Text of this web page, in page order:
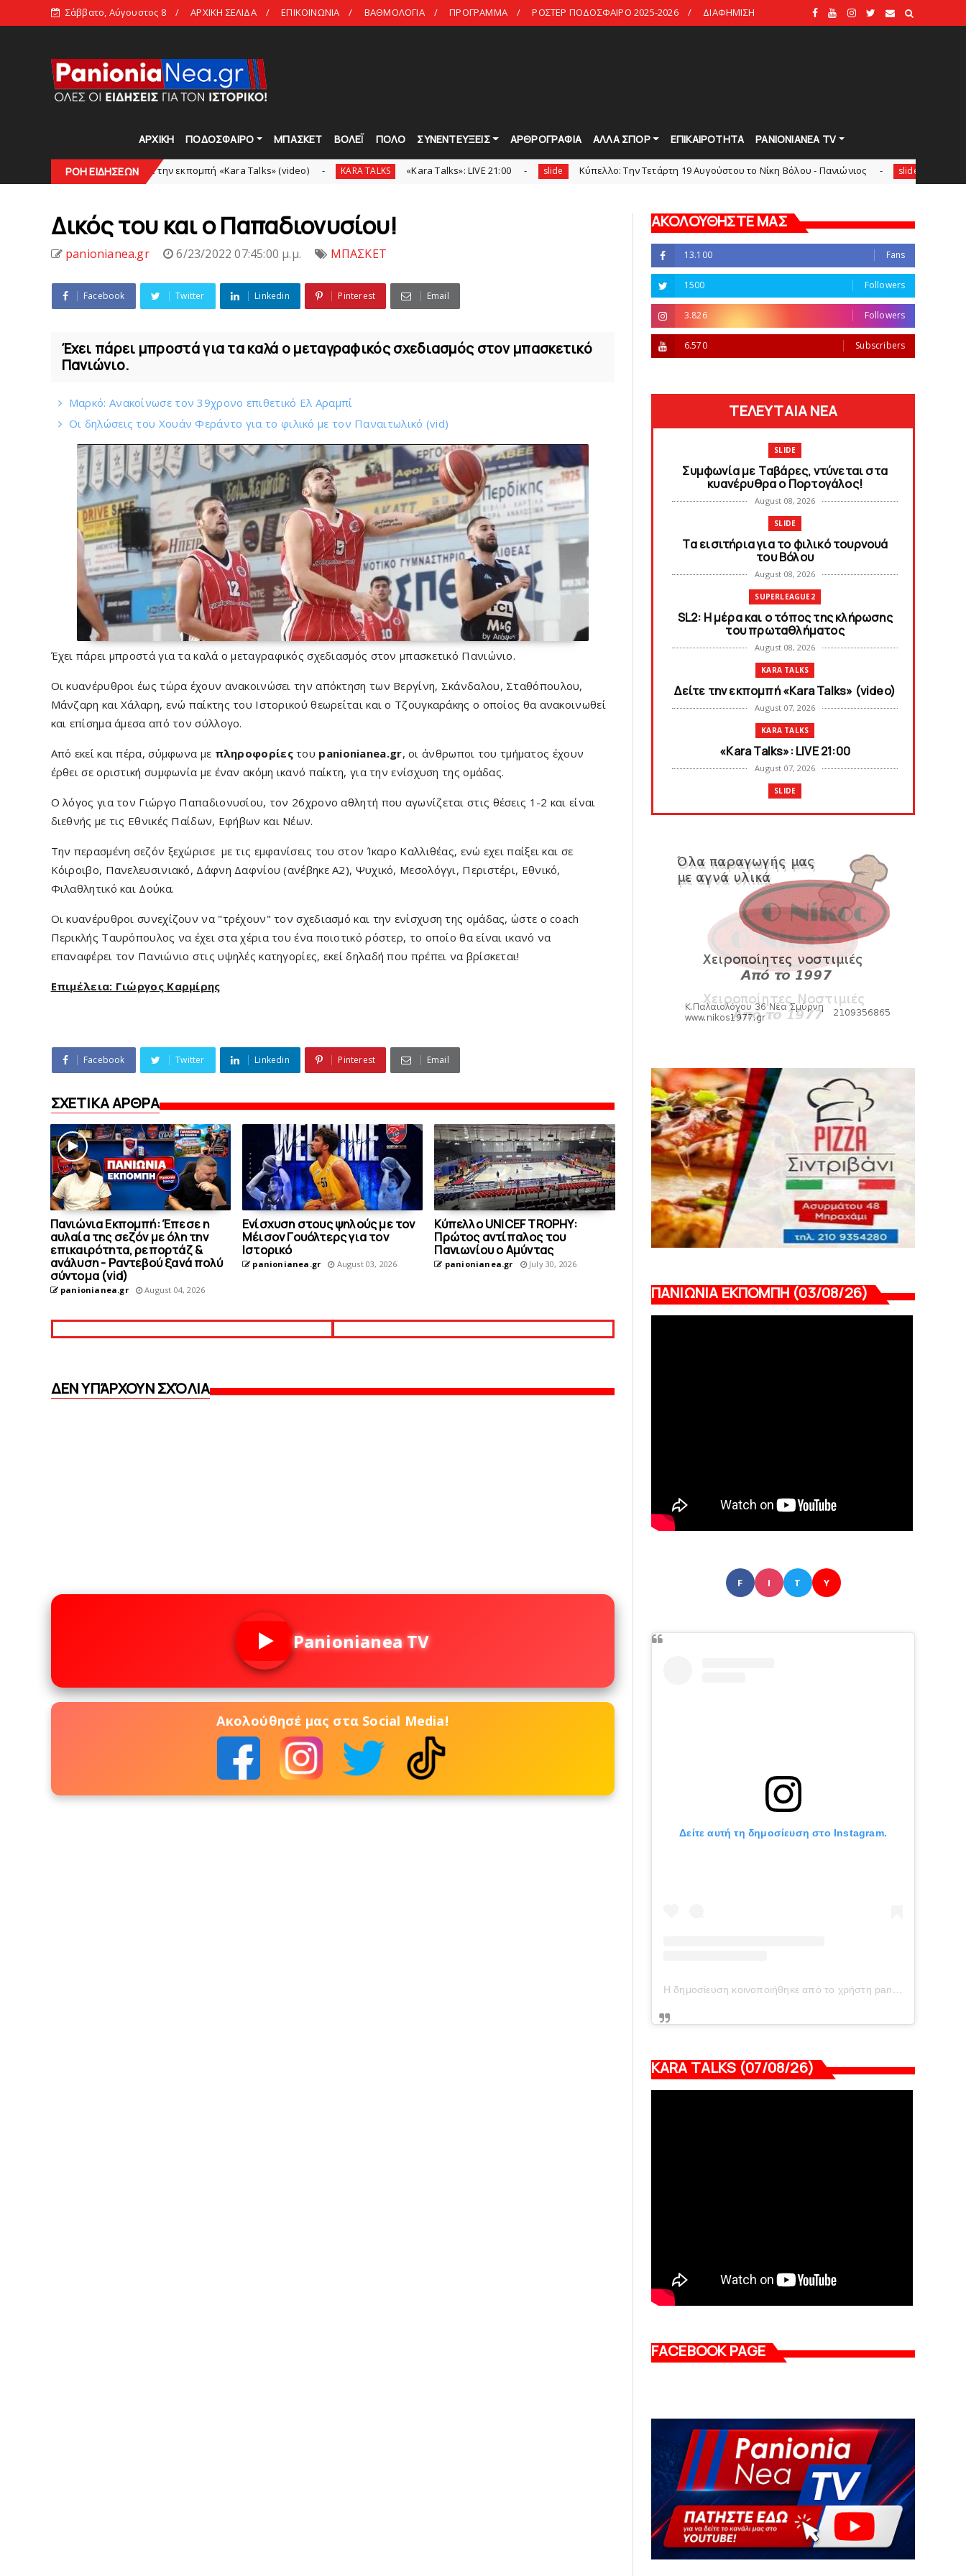
Σάββατο, Αύγουστος 8 ΑΡΧΙΚΗ ΣΕΛΙΔΑ ΕΠΙΚΟΙΝΩΝΙΑ ΒΑΘΜΟΛΟΓΙΑ ΠΡΟΓΡΑΜΜΑ ΡΟΣΤΕΡ ΠΟΔΟΣΦΑΙΡΟ 2025-2026 ΔΙΑΦΗΜΙΣΗ
ΑΡΧΙΚΗ ΠΟΔΟΣΦΑΙΡΟ ΜΠΑΣΚΕΤ ΒΟΛΕΪ ΠΟΛΟ ΣΥΝΕΝΤΕΥΞΕΙΣ ΑΡΘΡΟΓΡΑΦΙΑ ΑΛΛΑ ΣΠΟΡ ΕΠΙΚΑΙΡΟΤΗΤΑ PANIONIANEA TV
ΡΟΗ ΕΙΔΗΣΕΩΝ
Δείτε την εκπομπή «Kara Talks» (video) KARA TALKS «Kara Talks»: LIVE 21:00 slide Κύπελλο: Την Τετάρτη 19 Αυγούστου το Νίκη Βόλου - Πανιώνιος slide Πανιώνιος: O
Δικός τoυ και ο Παπαδιονυσίου!
panionianea.gr 6/23/2022 07:45:00 μ.μ. ΜΠΑΣΚΕΤ
Facebook Twitter Linkedin Pinterest Email
Έχει πάρει μπροστά για τα καλά ο μεταγραφικός σχεδιασμός στον μπασκετικό
Πανιώνιο.
Mαρκό: Ανακοίνωσε τον 39χρονο επιθετικό Ελ Αραμπί
Οι δηλώσεις του Χουάν Φεράντο για το φιλικό με τoν Παναιτωλικό (vid)
Έχει πάρει μπροστά για τα καλά ο μεταγραφικός σχεδιασμός στον μπασκετικό Πανιώνιο.
Οι κυανέρυθροι έως τώρα έχουν ανακοινώσει την απόκτηση των Βεργίνη, Σκάνδαλου, Σταθόπουλου,
Μάνζαρη και Χάλαρη, ενώ παίκτης του Ιστορικού θεωρείται και ο Τζουγκαράκης ο οποίος θα ανακοινωθεί
και επίσημα άμεσα από τον σύλλογο.
Από εκεί και πέρα, σύμφωνα με πληροφορίεςτου panionianea.gr, οι άνθρωποι του τμήματος έχουν
έρθει σε οριστική συμφωνία με έναν ακόμη ικανό παίκτη, για την ενίσχυση της ομάδας.
Ο λόγος για τον Γιώργο Παπαδιονυσίου, τον 26χρονο αθλητή που αγωνίζεται στις θέσεις 1-2 και είναι
διεθνής με τις Εθνικές Παίδων, Εφήβων και Νέων.
Την περασμένη σεζόν ξεχώρισε με τις εμφανίσεις του στον Ίκαρο Καλλιθέας, ενώ εχει παίξει και σε
Κόιροιβο, Πανελευσινιακό, Δάφνη Δαφνίου (ανέβηκε Α2), Ψυχικό, Μεσολόγγι, Περιστέρι, Εθνικό,
Φιλαθλητικό και Δούκα.
Οι κυανέρυθροι συνεχίζουν να "τρέχουν" τον σχεδιασμό και την ενίσχυση της ομάδας, ώστε ο coach
Περικλής Ταυρόπουλος να έχει στα χέρια του ένα ποιοτικό ρόστερ, το οποίο θα είναι ικανό να
επαναφέρει τον Πανιώνιο στις υψηλές κατηγορίες, εκεί δηλαδή που πρέπει να βρίσκεται!
Επιμέλεια: Γιώργος Καρμίρης
Facebook Twitter Linkedin Pinterest Email
ΣΧΕΤΙΚΑ ΑΡΘΡΑ
Πανιώνια Εκπομπή: Έπεσε η
αυλαία της σεζόν με όλη την
επικαιρότητα, ρεπορτάζ &
ανάλυση - Ραντεβού ξανά πολύ
σύντομα (vid)
panionianea.gr August 04, 2026
Eνίσχυση στους ψηλούς με τον
Μέισον Γουόλτερς για τον
Ιστορικό
panionianea.gr August 03, 2026
Κύπελλο UNICEF TROPHY:
Πρώτος αντίπαλος του
Πανιωνίου o Aμύντας
panionianea.gr July 30, 2026
ΔΕΝ ΥΠΆΡΧΟΥΝ ΣΧΌΛΙΑ
Panionianea TV
Ακολούθησέ μας στα Social Media!
ΑΚΟΛΟΥΘΗΣΤΕ ΜΑΣ
13.100 Fans
1500 Followers
3.826 Followers
6.570 Subscribers
ΤΕΛΕΥΤΑΙΑ ΝΕΑ
SLIDE
Συμφωνία με Tαβάρες, ντύνεται στα
κυανέρυθρα ο Πορτογάλος!
August 08, 2026
SLIDE
Tα εισιτήρια για το φιλικό τουρνουά
του Bόλου
August 08, 2026
SUPERLEAGUE2
SL2: Η μέρα και ο τόπος της κλήρωσης
του πρωταθλήματος
August 08, 2026
KARA TALKS
Δείτε την εκπομπή «Kara Talks» (video)
August 07, 2026
KARA TALKS
«Kara Talks»: LIVE 21:00
August 07, 2026
SLIDE
Κύπελλο: Την Τετάρτη 19 Αυγούστου το
SLIDE
Πανιώνιος: O άξονας που «γεμίζει»
ποιότητα και εμπειρία!
August 07, 2026
KARA TALKS
«Kara Talks» LIVE: Παρασκευή στις 21:00
August 06, 2026
SLIDE
Bόλεϊ Γυναικών: Εξαντλήθηκαν τα
SUPERLEAGUE2
Στην AEΛ ο Παπαγεωργίου
August 06, 2026
ΠΑΝΙΩΝΙΑ ΕΚΠΟΜΠΗ (03/08/26)
F I T Y
Δείτε αυτή τη δημοσίευση στο Instagram.
Η δημοσίευση κοινοποιήθηκε από το χρήστη panionianea.gr (@panionianea.gr)
KARA TALKS (07/08/26)
FACEBOOK PAGE